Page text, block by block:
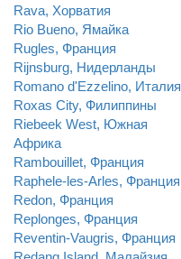
Rava, Хорватия
Rio Bueno, Ямайка
Rugles, Франция
Rijnsburg, Нидерланды
Romano d'Ezzelino, Италия
Roxas City, Филиппины
Riebeek West, Южная
Африка
Rambouillet, Франция
Raphele-les-Arles, Франция
Redon, Франция
Replonges, Франция
Reventin-Vaugris, Франция